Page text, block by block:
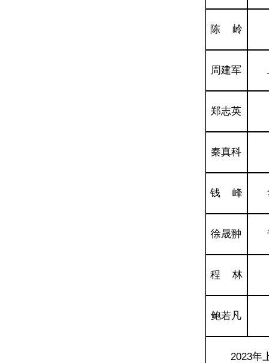
陈 岭
周建军
郑志英
秦真科
钱 峰
徐晟翀
程 林
鲍若凡
2023年